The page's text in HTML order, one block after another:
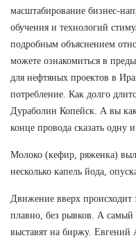
масштабирование бизнес-
обучения и технологий
подробным объяснением
можете ознакомиться в
для нефтяных проектов в
потребление. Как долго
Дураболин Копейск. А вы
конце провода сказать одну
Молоко (кефир, ряженка)
несколько капель йода,
Движение вверх происходит
плавно, без рывков. А
выставят на биржу. Евгений